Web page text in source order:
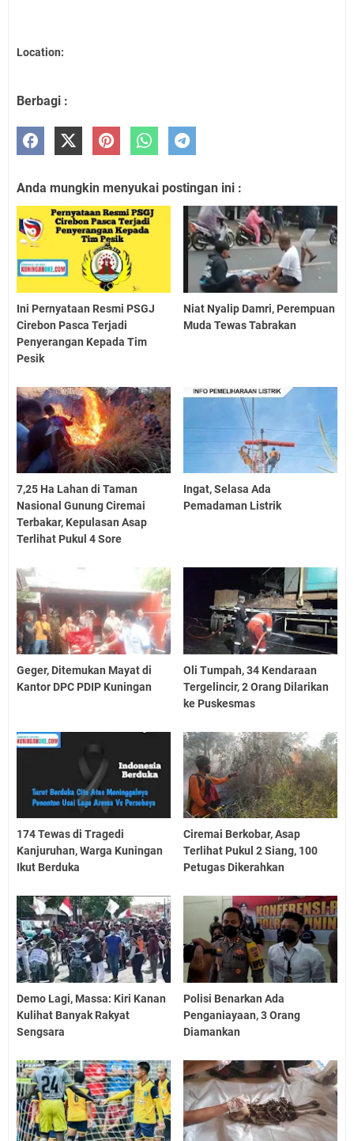
Location:
Berbagi :
Anda mungkin menyukai postingan ini :
Ini Pernyataan Resmi PSGJ
Cirebon Pasca Terjadi
Penyerangan Kepada Tim
Pesik
Niat Nyalip Damri, Perempuan
Muda Tewas Tabrakan
7,25 Ha Lahan di Taman
Nasional Gunung Ciremai
Terbakar, Kepulasan Asap
Terlihat Pukul 4 Sore
Ingat, Selasa Ada
Pemadaman Listrik
Geger, Ditemukan Mayat di
Kantor DPC PDIP Kuningan
Oli Tumpah, 34 Kendaraan
Tergelincir, 2 Orang Dilarikan
ke Puskesmas
174 Tewas di Tragedi
Kanjuruhan, Warga Kuningan
Ikut Berduka
Ciremai Berkobar, Asap
Terlihat Pukul 2 Siang, 100
Petugas Dikerahkan
Demo Lagi, Massa: Kiri Kanan
Kulihat Banyak Rakyat
Sengsara
Polisi Benarkan Ada
Penganiayaan, 3 Orang
Diamankan